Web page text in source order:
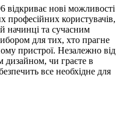
нові можливості
професійних користувачів,
начинці та сучасним
для тих, хто прагне
пристрої. Незалежно від
дизайном, чи граєте в
все необхідне для